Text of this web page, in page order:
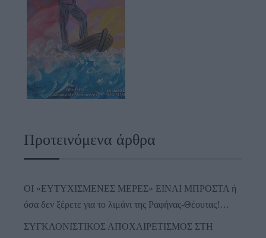
Προτεινόμενα άρθρα
ΟΙ «ΕΥΤΥΧΙΣΜΕΝΕΣ ΜΕΡΕΣ» ΕΙΝΑΙ ΜΠΡΟΣΤΑ ή
όσα δεν ξέρετε για το λιμάνι της Ραφήνας-Θέουτας!…
ΣΥΓΚΛΟΝΙΣΤΙΚΟΣ ΑΠΟΧΑΙΡΕΤΙΣΜΟΣ ΣΤΗ